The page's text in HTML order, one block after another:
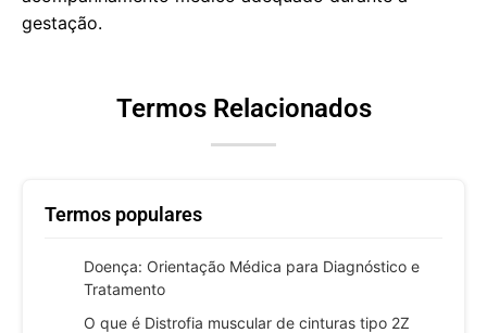
gestação.
Termos Relacionados
Termos populares
Doença: Orientação Médica para Diagnóstico e
Tratamento
O que é Distrofia muscular de cinturas tipo 2Z